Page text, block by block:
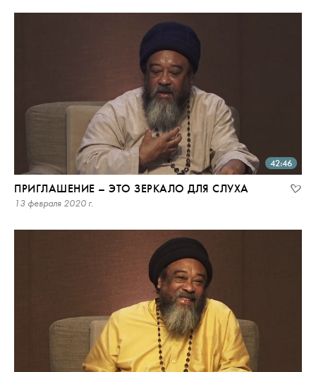
42:46
ПРИГЛАШЕНИЕ – ЭТО ЗЕРКАЛО ДЛЯ СЛУХА
13 февраля 2020 г.